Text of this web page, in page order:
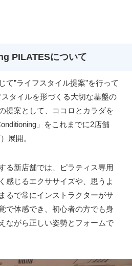
PILATESについて
て”ライフスタイル提案”を行って
タイルを形づくる大切な基盤の
提案として、ココロとカラダを
」をこれまでに2店舗
展開。
る新店舗では、ピラティス専用
感じるエクササイズや、思うよ
るで常にインストラクターがサ
で体感でき、初心者の方でも身
ながら正しい姿勢とフォームで